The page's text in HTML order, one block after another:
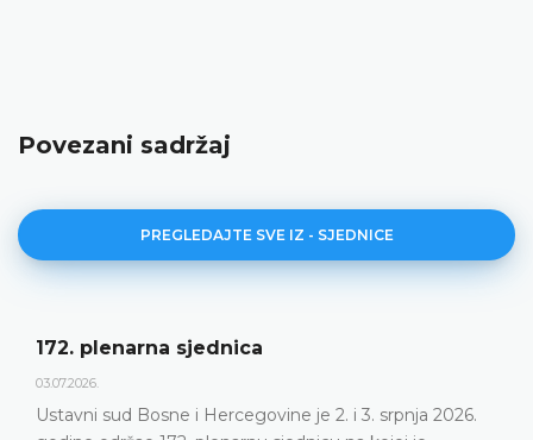
Povezani sadržaj
PREGLEDAJTE SVE IZ - SJEDNICE
je 2. i 3. srpnja 2026.
Ustavni sud Bosne i